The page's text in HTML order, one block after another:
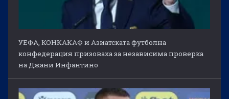
УЕФА, КОНКАКАФ и Азиатската футболна
конфедерация призоваха за независима проверка
на Джани Инфантино